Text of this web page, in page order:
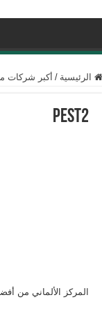
الرئيسية / أكبر شركات
pest2
المركز الألماني من